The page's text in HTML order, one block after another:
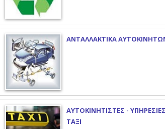
ΑΝΤΑΛΛΑΚΤΙΚΑ
ΑΥΤΟΚΙΝΗΤΙΣΤΕΣ - ΥΠΗΡΕΣΙΕΣ
ΤΑΞΙ